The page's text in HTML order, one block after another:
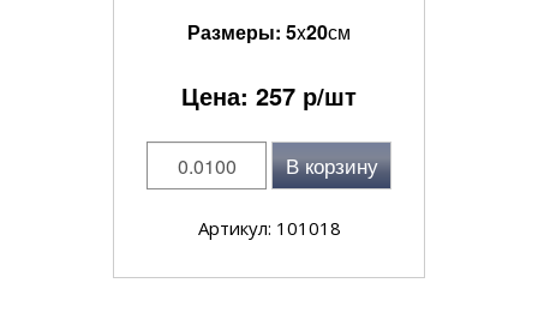
Размеры: 5x20см
Цена: 257 р/шт
В корзину
Артикул: 101018